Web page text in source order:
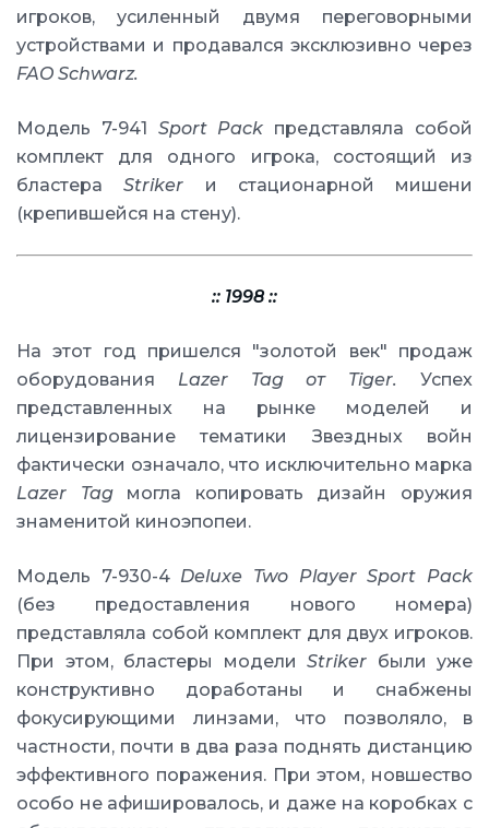
игроков, усиленный двумя переговорными
устройствами и продавался эксклюзивно через
FAO Schwarz.
Модель 7-941 Sport Pack представляла собой
комплект для одного игрока, состоящий из
бластераStriker и стационарной мишени
(крепившейся на стену).
:: 1998 ::
На этот год пришелся "золотой век" продаж
оборудования Lazer Tag от Tiger.
Успех
представленных на рынке моделей и
лицензирование тематики Звездных войн
фактически означало, что исключительно марка
Lazer Tagмогла копировать дизайн оружия
знаменитой киноэпопеи.
Модель 7-930-4 Deluxe Two Player Sport Pack
(без предоставления нового номера)
представляла собой комплект для двух игроков.
При этом, бластеры модели Striker были уже
конструктивно доработаны и снабжены
фокусирующими линзами, что позволяло, в
частности, почти в два раза поднять дистанцию
эффективного поражения. При этом, новшество
особо не афишировалось, и даже на коробках с